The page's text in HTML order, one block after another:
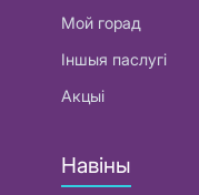
Мой горад
Іншыя паслугі
Акцыі
Навіны